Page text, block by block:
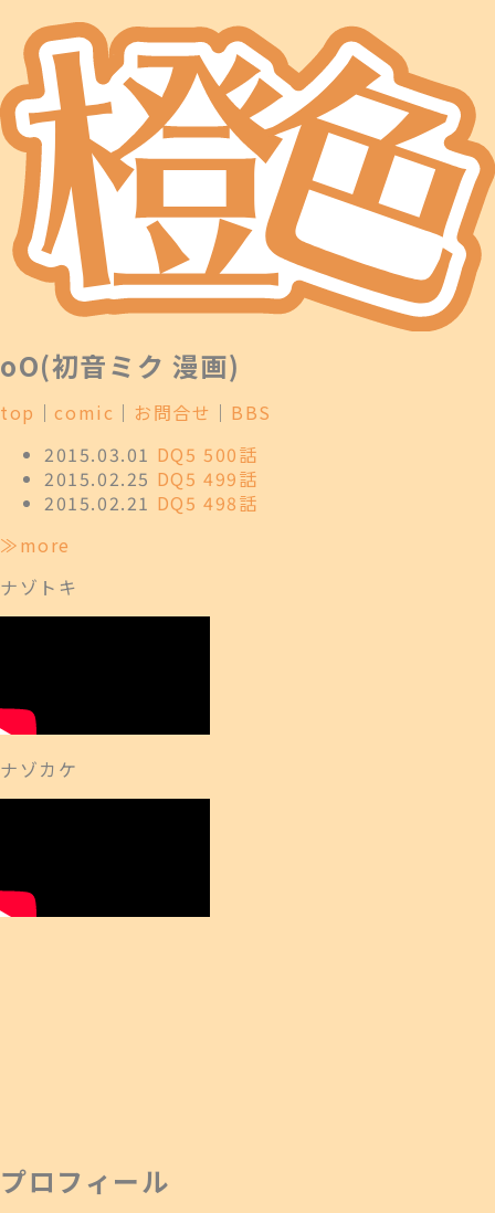
oO(初音ミク 漫画)
top ｜comic ｜ お問合せ ｜ BBS
2015.03.01 DQ5 500話
2015.02.25 DQ5 499話
2015.02.21 DQ5 498話
≫more
ナゾトキ
ナゾカケ
プロフィール